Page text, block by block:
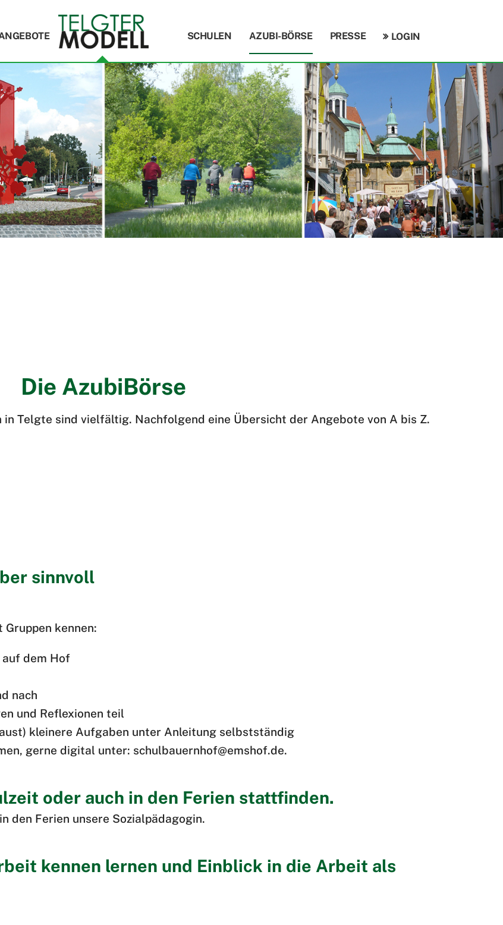
SCHULEN AZUBI-BÖRSE PRESSE LOGIN
Die AzubiBörse
Telgte sind vielfältig. Nachfolgend eine Übersicht der Angebote von A bis Z.
sinnvoll
kennen:
dem Hof
nach
und Reflexionen teil
kleinere Aufgaben unter Anleitung selbstständig
gerne digital unter: schulbauernhof@emshof.de.
oder auch in den Ferien stattfinden.
den Ferien unsere Sozialpädagogin.
kennen lernen und Einblick in die Arbeit als